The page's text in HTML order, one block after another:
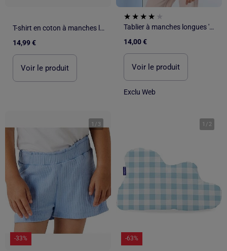
T-shirt en coton à manches longues et imprimé Bluey
14,99 €
Voir le produit
Tablier à manches longues 'Bluey'
14,00 €
Voir le produit
Exclu Web
1 / 3
-33%
1 / 2
-63%